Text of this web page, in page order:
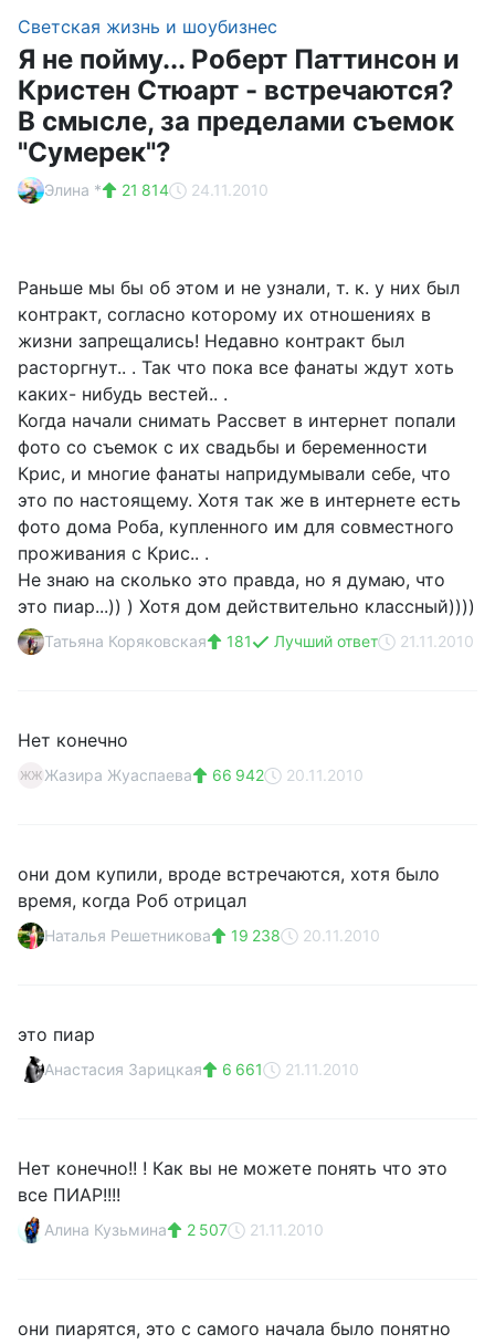
Светская жизнь и шоубизнес
Я не пойму... Роберт Паттинсон и
Кристен Стюарт - встречаются?
В смысле, за пределами съемок
"Сумерек"?
Элина * 21 814 24.11.2010
Раньше мы бы об этом и не узнали, т. к. у них был
контракт, согласно которому их отношениях в
жизни запрещались! Недавно контракт был
расторгнут.. . Так что пока все фанаты ждут хоть
каких- нибудь вестей.. .
Когда начали снимать Рассвет в интернет попали
фото со съемок с их свадьбы и беременности
Крис, и многие фанаты напридумывали себе, что
это по настоящему. Хотя так же в интернете есть
фото дома Роба, купленного им для совместного
проживания с Крис.. .
Не знаю на сколько это правда, но я думаю, что
это пиар...)) ) Хотя дом действительно классный))))
Татьяна Коряковская 181 Лучший ответ 21.11.2010
Нет конечно
ЖЖ Жазира Жуаспаева 66 942 20.11.2010
они дом купили, вроде встречаются, хотя было
время, когда Роб отрицал
Наталья Решетникова 19 238 20.11.2010
это пиар
Анастасия Зарицкая 6 661 21.11.2010
Нет конечно!! ! Как вы не можете понять что это
все ПИАР!!!!
Алина Кузьмина 2 507 21.11.2010
они пиарятся, это с самого начала было понятно